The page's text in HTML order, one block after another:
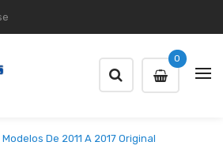
0
De 2011 A 2017 Original